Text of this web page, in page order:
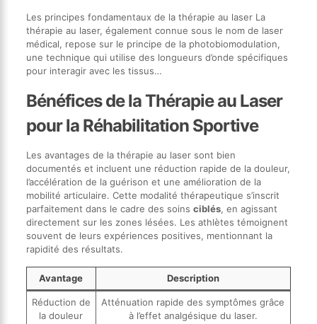
Les principes fondamentaux de la thérapie au laser La
thérapie au laser, également connue sous le nom de laser
médical, repose sur le principe de la photobiomodulation,
une technique qui utilise des longueurs d’onde spécifiques
pour interagir avec les tissus…
Bénéfices de la Thérapie au Laser
pour la Réhabilitation Sportive
Les avantages de la thérapie au laser sont bien
documentés et incluent une réduction rapide de la douleur,
l’accélération de la guérison et une amélioration de la
mobilité articulaire. Cette modalité thérapeutique s’inscrit
parfaitement dans le cadre des soins ciblés, en agissant
directement sur les zones lésées. Les athlètes témoignent
souvent de leurs expériences positives, mentionnant la
rapidité des résultats.
Avantage Description
Réduction de
la douleur
Atténuation rapide des symptômes grâce
à l’effet analgésique du laser.